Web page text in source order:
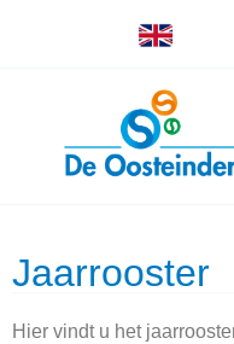
Jaarrooster
Hier vindt u het